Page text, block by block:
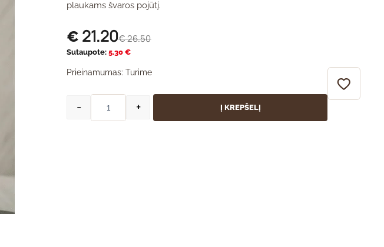
plaukams švaros pojūtį.
€ 21.20€26.50
Sutaupote:5.30 €
Prieinamumas: Turime
- + Į KREPŠELĮ